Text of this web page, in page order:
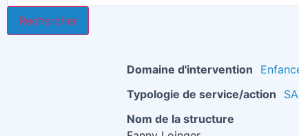
Domaine d'intervention
Typologie de service/action
Nom de la structure